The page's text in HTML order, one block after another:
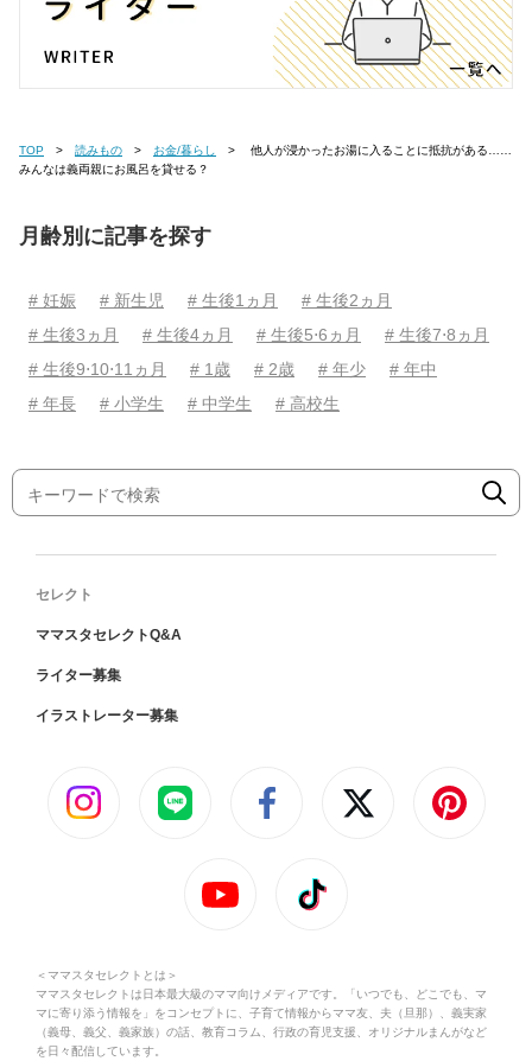
TOP 読みもの お金/暮らし
みんなは義両親にお風呂を貸せる？
月齢別に記事を探す
# 妊娠 # 新生児 # 生後1ヵ月
# 生後2ヵ月
# 生後3ヵ月
# 生後4ヵ月 # 生後5⋅6ヵ月
# 生後7⋅8ヵ月
# 生後9⋅10⋅11ヵ月
# 1歳 # 2歳 # 年少
# 年中
# 年長
# 小学生 # 中学生 # 高校生
セレクト
ママスタセレクトQ&A
ライター募集
イラストレーター募集
＜ママスタセレクトとは＞
ママスタセレクトは日本最大級のママ向けメディアです。「いつでも、どこでも、マ
マに寄り添う情報を」をコンセプトに、子育て情報からママ友、夫（旦那）、義実家
（義母、義父、義家族）の話、教育コラム、行政の育児支援、オリジナルまんがなど
を日々配信しています。